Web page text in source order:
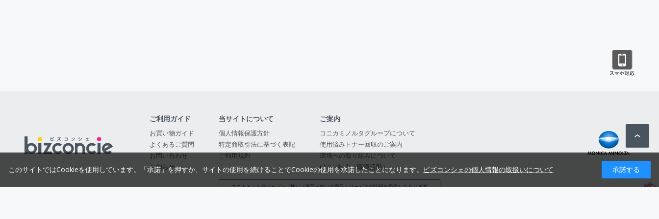
ご利用ガイド
お買い物ガイド
よくあるご質問
お問い合わせ
お知らせ
当サイトについて
個人情報保護方針
特定商取引法に基づく表記
ご利用規約
ご案内
コニカミノルタグループについて
使用済みトナー回収のご案内
環境への取り組みについて
CSR（社会・環境活動）
コニカミノルタジャパン（株）は事業者向けの商品・サービスの情報を提供しております
このサイトではCookieを使用しています。「承諾」を押すか、サイトの使用を続けることでCookieの使用を承諾したことになります。 ビズコンシェの個人情報の取扱いについて 承諾する